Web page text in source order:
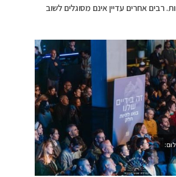
רבים אחרים עדיין אינם מסוגלים לשוב